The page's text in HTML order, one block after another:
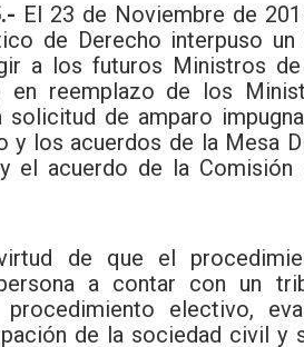
El 23 de Noviembre de
de Derecho interpuso
a los futuros Ministros
reemplazo de los
de amparo
y los acuerdos de la Mesa
el acuerdo de la
de que el
a contar con un
electivo,
de la sociedad civil y